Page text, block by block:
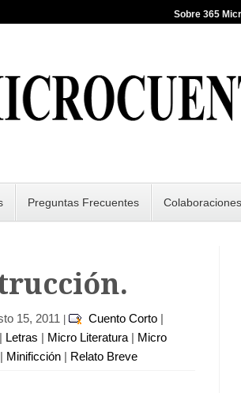
Sobre 365
Preguntas Frecuentes Colaboraciones
15, 2011 Cuento Corto |
| Letras | Micro Literatura | Micro
| Minificción | Relato Breve